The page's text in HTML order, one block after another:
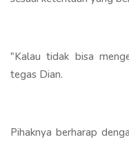
"Kalau tidak bisa
tegas Dian.
Pihaknya berharap